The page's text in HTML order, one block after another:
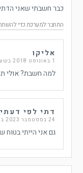
כבר חשבתי שאני
התחבר למערכת כדי
אליקו
1 באוגוסט 2018 בשעה 1:57 am
למה חשבת? אולי
דתי לפי דעתי
24 בספטמבר 2023 בשעה 12:46 am
גם אני הייתי בטוח